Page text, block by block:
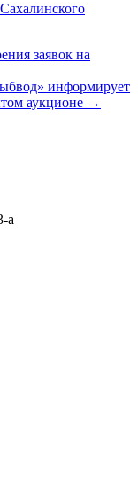
заявок на
информирует
аукционе →
а